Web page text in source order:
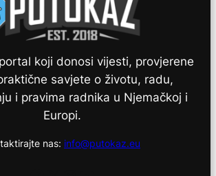
koji donosi vijesti, provjerene
savjete o životu, radu,
i pravima radnika u Njemačkoj i
Europi.
nas: info@putokaz.eu